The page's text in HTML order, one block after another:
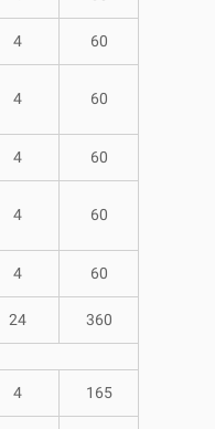
4 60
4 60
4 60
4 60
4 60
24 360
4 165